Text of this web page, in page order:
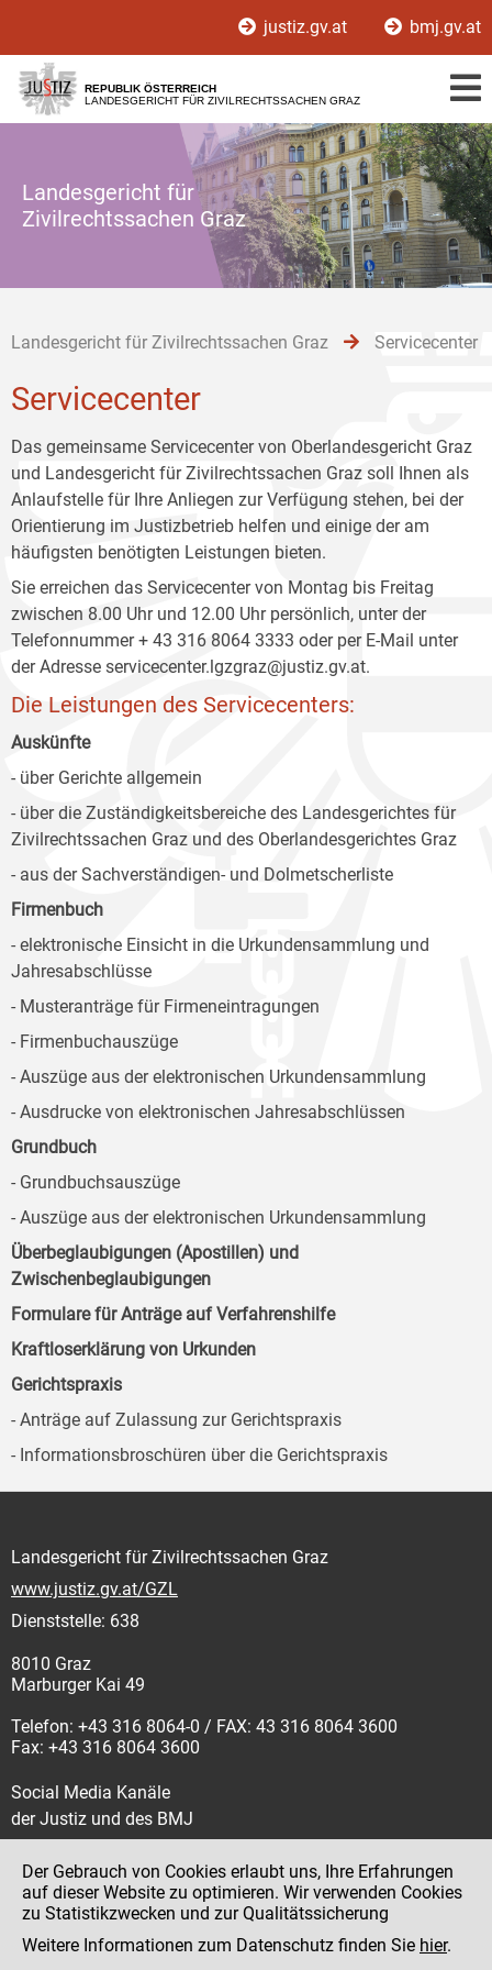
[1]
[2]
[3]
justiz.gv.at bmj.gv.at
REPUBLIK ÖSTERREICH
LANDESGERICHT FÜR ZIVILRECHTSSACHEN GRAZ
Landesgericht für
Zivilrechtssachen Graz
Landesgericht für Zivilrechtssachen Graz Servicecenter
Servicecenter
Das gemeinsame Servicecenter von Oberlandesgericht Graz
und Landesgericht für Zivilrechtssachen Graz soll Ihnen als
Anlaufstelle für Ihre Anliegen zur Verfügung stehen, bei der
Orientierung im Justizbetrieb helfen und einige der am
häufigsten benötigten Leistungen bieten.
Sie erreichen das Servicecenter von Montag bis Freitag
zwischen 8.00 Uhr und 12.00 Uhr persönlich, unter der
Telefonnummer + 43 316 8064 3333 oder per E-Mail unter
der Adresse servicecenter.lgzgraz@justiz.gv.at.
Die Leistungen des Servicecenters:
Auskünfte
- über Gerichte allgemein
- über die Zuständigkeitsbereiche des Landesgerichtes für
Zivilrechtssachen Graz und des Oberlandesgerichtes Graz
- aus der Sachverständigen- und Dolmetscherliste
Firmenbuch
- elektronische Einsicht in die Urkundensammlung und
Jahresabschlüsse
- Musteranträge für Firmeneintragungen
- Firmenbuchauszüge
- Auszüge aus der elektronischen Urkundensammlung
- Ausdrucke von elektronischen Jahresabschlüssen
Grundbuch
- Grundbuchsauszüge
- Auszüge aus der elektronischen Urkundensammlung
Überbeglaubigungen (Apostillen) und
Zwischenbeglaubigungen
Formulare für Anträge auf Verfahrenshilfe
Kraftloserklärung von Urkunden
Gerichtspraxis
- Anträge auf Zulassung zur Gerichtspraxis
- Informationsbroschüren über die Gerichtspraxis
Landesgericht für Zivilrechtssachen Graz
www.justiz.gv.at/GZL
Dienststelle: 638
8010 Graz
Marburger Kai 49
Telefon: +43 316 8064-0 / FAX: 43 316 8064 3600
Fax: +43 316 8064 3600
Social Media Kanäle
der Justiz und des BMJ
Impressum
Datenschutz
Der Gebrauch von Cookies erlaubt uns, Ihre Erfahrungen
auf dieser Website zu optimieren. Wir verwenden Cookies
zu Statistikzwecken und zur Qualitätssicherung
Weitere Informationen zum Datenschutz finden Sie hier.